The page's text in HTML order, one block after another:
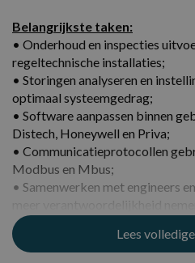
Belangrijkste taken:
• Onderhoud en inspecties
regeltechnische installaties;
• Storingen analyseren en
optimaal systeemgedrag;
• Software aanpassen binnen
Distech, Honeywell en Priva;
• Communicatieprotocollen
Modbus en Mbus;
• Samenwerken met engineers
Gebruikte tools &
Lees